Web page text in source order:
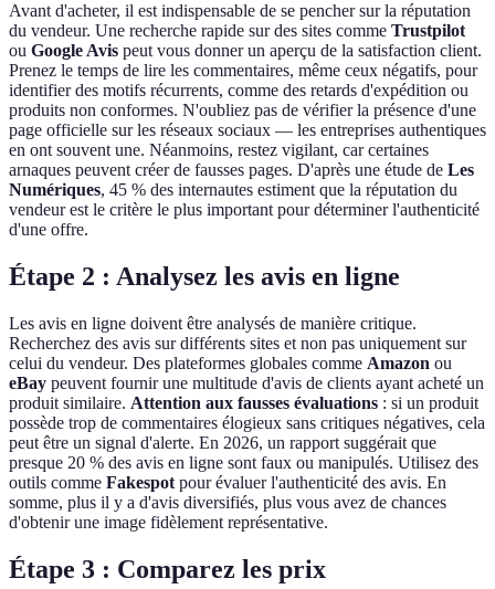
Avant d'acheter, il est indispensable de se pencher sur la réputation
du vendeur. Une recherche rapide sur des sites comme Trustpilot
ou Google Avis peut vous donner un aperçu de la satisfaction client.
Prenez le temps de lire les commentaires, même ceux négatifs, pour
identifier des motifs récurrents, comme des retards d'expédition ou
produits non conformes. N'oubliez pas de vérifier la présence d'une
page officielle sur les réseaux sociaux — les entreprises authentiques
en ont souvent une. Néanmoins, restez vigilant, car certaines
arnaques peuvent créer de fausses pages. D'après une étude de Les
Numériques, 45 % des internautes estiment que la réputation du
vendeur est le critère le plus important pour déterminer l'authenticité
d'une offre.
Étape 2 : Analysez les avis en ligne
Les avis en ligne doivent être analysés de manière critique.
Recherchez des avis sur différents sites et non pas uniquement sur
celui du vendeur. Des plateformes globales comme Amazon ou
eBay peuvent fournir une multitude d'avis de clients ayant acheté un
produit similaire. Attention aux fausses évaluations : si un produit
possède trop de commentaires élogieux sans critiques négatives, cela
peut être un signal d'alerte. En 2026, un rapport suggérait que
presque 20 % des avis en ligne sont faux ou manipulés. Utilisez des
outils comme Fakespot pour évaluer l'authenticité des avis. En
somme, plus il y a d'avis diversifiés, plus vous avez de chances
d'obtenir une image fidèlement représentative.
Étape 3 : Comparez les prix